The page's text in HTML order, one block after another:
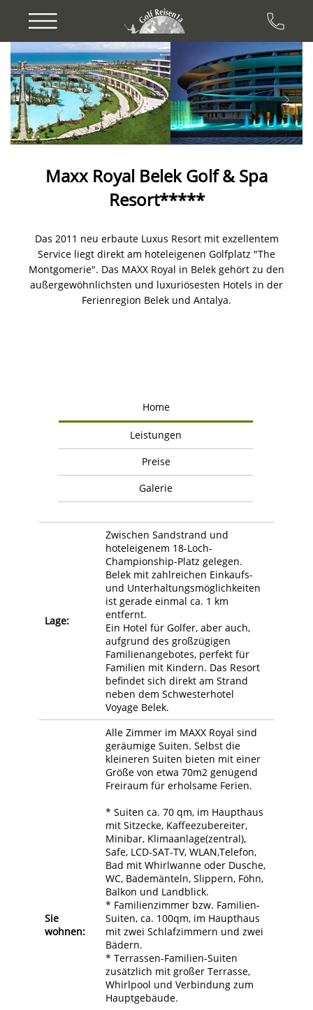
Previous Next
Maxx Royal Belek Golf & Spa
Resort*****
Das 2011 neu erbaute Luxus Resort mit exzellentem
Service liegt direkt am hoteleigenen Golfplatz "The
Montgomerie". Das MAXX Royal in Belek gehört zu den
außergewöhnlichsten und luxuriösesten Hotels in der
Ferienregion Belek und Antalya.
Home
Leistungen
Preise
Galerie
Lage:
Zwischen Sandstrand und
hoteleigenem 18-Loch-
Championship-Platz gelegen.
Belek mit zahlreichen Einkaufs-
und Unterhaltungsmöglichkeiten
ist gerade einmal ca. 1 km
entfernt.
Ein Hotel für Golfer, aber auch,
aufgrund des großzügigen
Familienangebotes, perfekt für
Familien mit Kindern. Das Resort
befindet sich direkt am Strand
neben dem Schwesterhotel
Voyage Belek.
Sie
wohnen:
Alle Zimmer im MAXX Royal sind
geräumige Suiten. Selbst die
kleineren Suiten bieten mit einer
Größe von etwa 70m2 genügend
Freiraum für erholsame Ferien.
* Suiten ca. 70 qm, im Haupthaus
mit Sitzecke, Kaffeezubereiter,
Minibar, Klimaanlage(zentral),
Safe, LCD-SAT-TV, WLAN,Telefon,
Bad mit Whirlwanne oder Dusche,
WC, Bademänteln, Slippern, Föhn,
Balkon und Landblick.
* Familienzimmer bzw. Familien-
Suiten, ca. 100qm, im Haupthaus
mit zwei Schlafzimmern und zwei
Bädern.
* Terrassen-Familien-Suiten
zusätzlich mit großer Terrasse,
Whirlpool und Verbindung zum
Hauptgebäude.